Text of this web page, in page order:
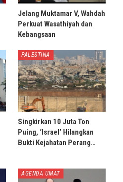
Jelang Muktamar V, Wahdah
Perkuat Wasathiyah dan
Kebangsaan
PALESTINA
Singkirkan 10 Juta Ton
Puing, ‘Israel’ Hilangkan
Bukti Kejahatan Perang…
AGENDA UMAT